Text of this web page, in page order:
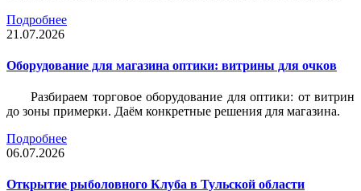
Подробнее
21.07.2026
Оборудование для магазина оптики: витрины для очков
Разбираем торговое оборудование для оптики: от витрин
до зоны примерки. Даём конкретные решения для магазина.
Подробнее
06.07.2026
Открытие рыболовного Клуба в Тульской области